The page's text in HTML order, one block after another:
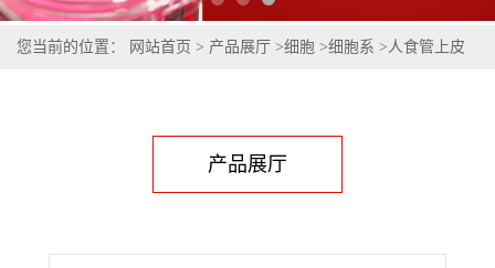
您当前的位置： 网站首页 > 产品展厅 >细胞 >细胞系 >人食管上皮
产品展厅